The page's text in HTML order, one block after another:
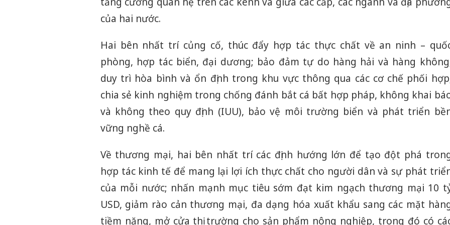
của hai nước.
Hai bên nhất trí củng cố, thúc đẩy hợp tác thực chất về an ninh –
phòng, hợp tác biển, đại dương; bảo đảm tự do hàng hải và hàng
duy trì hòa bình và ổn định trong khu vực thông qua các cơ chế phối
chia sẻ kinh nghiệm trong chống đánh bắt cá bất hợp pháp, không khai
và không theo quy định (IUU), bảo vệ môi trường biển và phát triển
vững nghề cá.
Về thương mại, hai bên nhất trí các định hướng lớn để tạo đột phá
hợp tác kinh tế để mang lại lợi ích thực chất cho người dân và sự phát
của mỗi nước; nhấn mạnh mục tiêu sớm đạt kim ngạch thương mại 10
USD, giảm rào cản thương mại, đa dạng hóa xuất khẩu sang các mặt
tiềm năng, mở cửa thị trường cho sản phẩm nông nghiệp, trong đó có